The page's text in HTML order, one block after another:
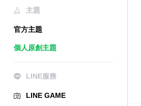
主題
官方主題
個人原創主題
LINE服務
LINE GAME